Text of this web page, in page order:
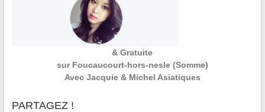
& Gratuite
sur Foucaucourt-hors-nesle (Somme)
Avec Jacquie & Michel Asiatiques
PARTAGEZ !